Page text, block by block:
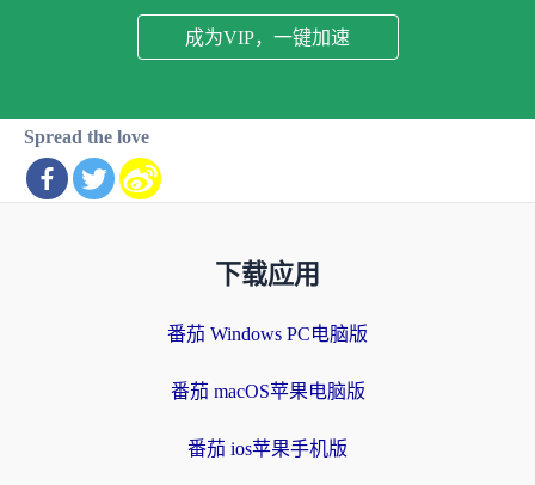
成为VIP，一键加速
Spread the love
下载应用
番茄 Windows PC电脑版
番茄 macOS苹果电脑版
番茄 ios苹果手机版